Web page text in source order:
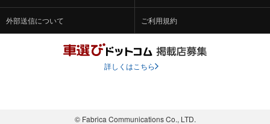
外部送信について ご利用規約
詳しくはこちら
© Fabrica Communications Co., LTD.